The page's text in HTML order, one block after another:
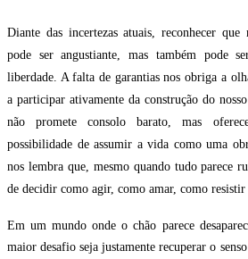
Diante das incertezas atuais, reconhecer que
pode ser angustiante, mas também pode
liberdade. A falta de garantias nos obriga a
a participar ativamente da construção do
não promete consolo barato, mas
possibilidade de assumir a vida como uma
nos lembra que, mesmo quando tudo parece
de decidir como agir, como amar, como resistir
Em um mundo onde o chão parece
maior desafio seja justamente recuperar o